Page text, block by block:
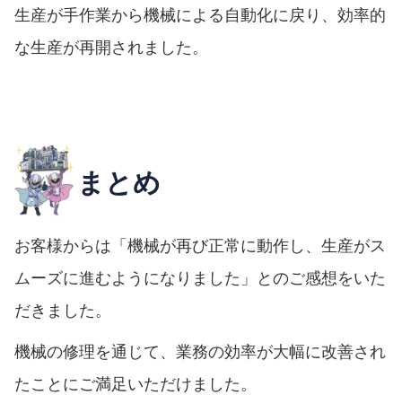
生産が手作業から機械による自動化に戻り、効率的
な生産が再開されました。
まとめ
お客様からは「機械が再び正常に動作し、生産がス
ムーズに進むようになりました」とのご感想をいた
だきました。
機械の修理を通じて、業務の効率が大幅に改善され
たことにご満足いただけました。